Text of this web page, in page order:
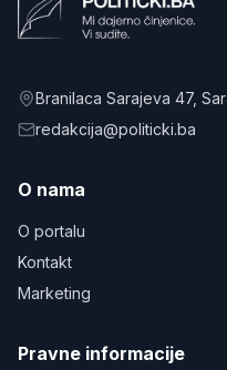
Branilaca Sarajeva 47,
redakcija@politicki.ba
O nama
O portalu
Kontakt
Marketing
Pravne informacije